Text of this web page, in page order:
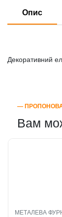
Опис
Декоративний
―
Вам
МЕТАЛЕВА